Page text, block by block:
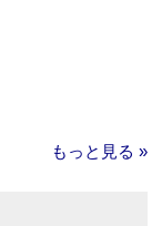
もっと見る »